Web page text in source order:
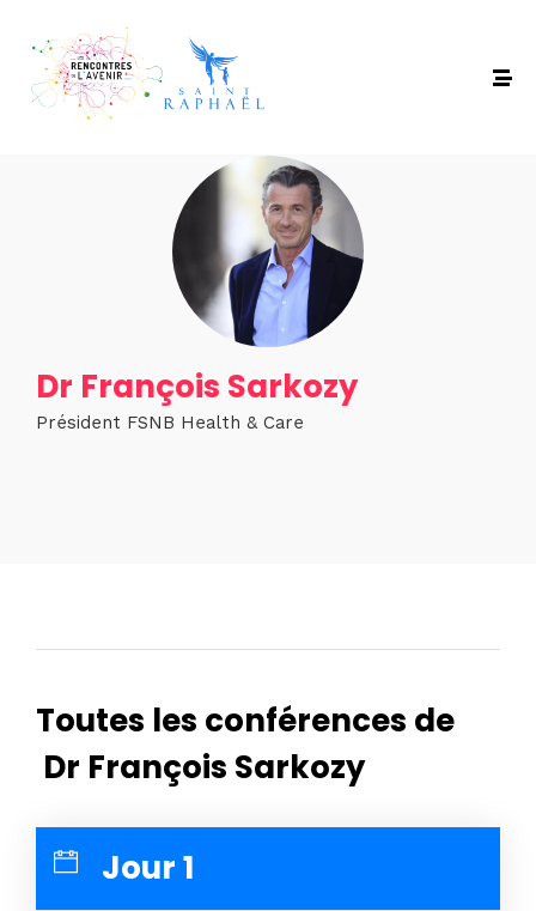
Dr François Sarkozy
Président FSNB Health & Care
Toutes les conférences de
Dr François Sarkozy
Jour 1